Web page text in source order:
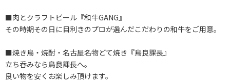
■肉とクラフトビール『和牛GANG』
その時期その日に目利きのプロが選んだこだわりの和牛をご用意。
■焼き鳥・焼酎・名古屋名物どて焼き『鳥良課長』
立ち呑みなら鳥良課長へ。
良い物を安くお楽しみ頂けます。